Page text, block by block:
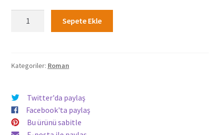
235,00₺.fiyat:
188,00₺.
-
adet
Sepete Ekle
Kategoriler: Roman
Twitter'da paylaş
Facebook'ta paylaş
Bu ürünü sabitle